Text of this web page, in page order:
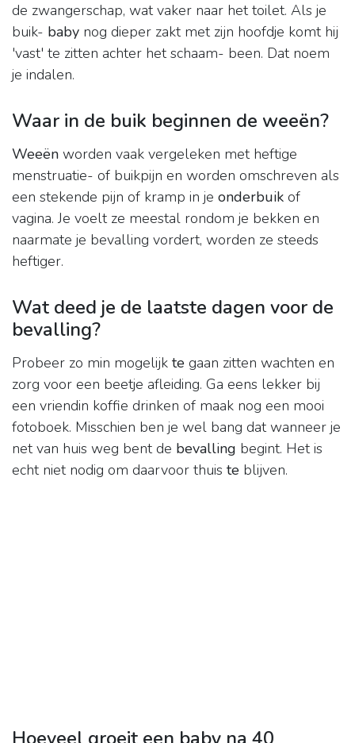
de zwangerschap, wat vaker naar het toilet. Als je
buik- baby nog dieper zakt met zijn hoofdje komt hij
'vast' te zitten achter het schaam- been. Dat noem
je indalen.
Waar in de buik beginnen de weeën?
Weeën worden vaak vergeleken met heftige
menstruatie- of buikpijn en worden omschreven als
een stekende pijn of kramp in je onderbuik of
vagina. Je voelt ze meestal rondom je bekken en
naarmate je bevalling vordert, worden ze steeds
heftiger.
Wat deed je de laatste dagen voor de
bevalling?
Probeer zo min mogelijk te gaan zitten wachten en
zorg voor een beetje afleiding. Ga eens lekker bij
een vriendin koffie drinken of maak nog een mooi
fotoboek. Misschien ben je wel bang dat wanneer je
net van huis weg bent de bevalling begint. Het is
echt niet nodig om daarvoor thuis te blijven.